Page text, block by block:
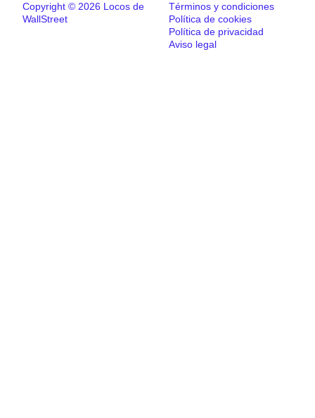
Copyright © 2026 Locos de
WallStreet
Términos y condiciones
Política de cookies
Política de privacidad
Aviso legal